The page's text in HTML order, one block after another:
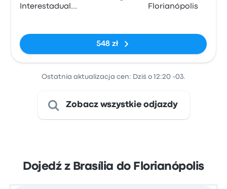
Interestadual
Florianópolis
548 zł
Ostatnia aktualizacja cen: Dziś o 12:20 -03.
Zobacz wszystkie odjazdy
Dojedź z Brasília do Florianópolis